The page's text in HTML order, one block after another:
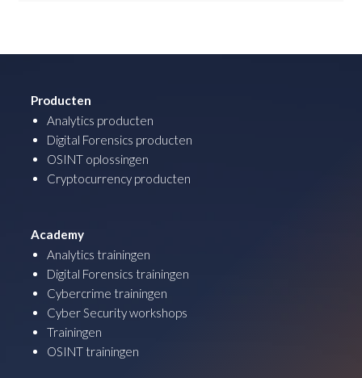
Producten
Analytics producten
Digital Forensics producten
OSINT oplossingen
Cryptocurrency producten
Academy
Analytics trainingen
Digital Forensics trainingen
Cybercrime trainingen
Cyber Security workshops
Trainingen
OSINT trainingen